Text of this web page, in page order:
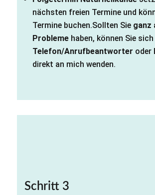
nächsten freien Termine und
Termine buchen.Sollten Sie ganz
Problemehaben, können Sie
Telefon/Anrufbeantworter oder
direkt an mich wenden.
Schritt 3